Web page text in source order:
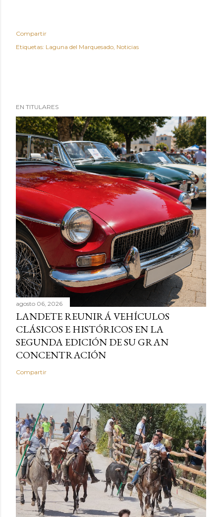
Compartir
Etiquetas: Laguna del Marquesado Noticias
EN TITULARES
agosto 06, 2026
LANDETE REUNIRÁ VEHÍCULOS
CLÁSICOS E HISTÓRICOS EN LA
SEGUNDA EDICIÓN DE SU GRAN
CONCENTRACIÓN
Compartir